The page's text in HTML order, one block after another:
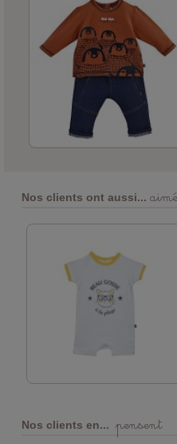
Nos clients ont aussi... aimé
Nos clients en... pensent